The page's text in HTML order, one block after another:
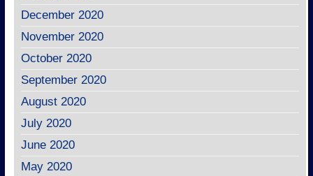
December 2020
November 2020
October 2020
September 2020
August 2020
July 2020
June 2020
May 2020